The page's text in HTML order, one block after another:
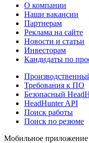
О компании
Наши вакансии
Партнерам
Реклама на сайте
Новости и статьи
Инвесторам
Кандидаты по
Требования к ПО
Безопасный
HeadHunter API
Поиск работы
Поиск по резюме
Мобильное приложение